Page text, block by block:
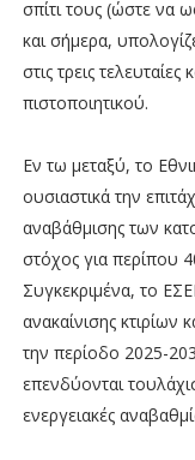
σπίτι τους (ώστε να
και σήµερα,
στις τρεις
πιστοποιητικού.
Εν τω µεταξύ, το
ουσιαστικά την
αναβάθµισης των
στόχος για περίπου
Συγκεκριµένα, το
ανακαίνισης κτιρίων
την περίοδο 2025-
επενδύονται
ενεργειακές